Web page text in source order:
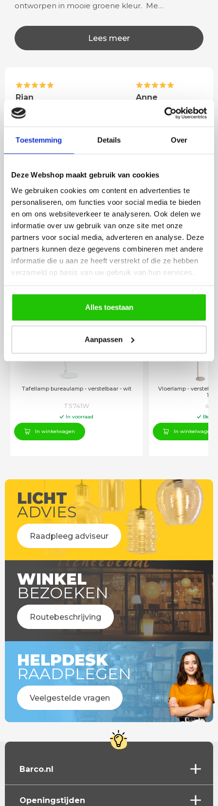
Toestemming Details Over
Deze Webshop maakt gebruik van cookies
We gebruiken cookies om content en advertenties te
personaliseren, om functies voor social media te bieden
en om ons websiteverkeer te analyseren. Ook delen we
informatie over uw gebruik van onze site met onze
partners voor social media, adverteren en analyse. Deze
partners kunnen deze gegevens combineren met andere
informatie die u aan ze heeft verstrekt of die ze hebben
verzameld op basis van uw gebruik van hun services.
Alles toestaan
Aanpassen
ontworpen in mooie groene kleur. Me…
Lees meer
Rian
Fijne site waar ik een mooie
besteld. De volgende dag
Anne
Het bestellen,
volledig naar wens.
eenvoudig te
MEER PRODUCTEN
UIT DE SERIE SOVRANO
Alle producten uit deze serie
Tafellamp bureaulamp - verstelbaar - wit
€199,00
T5741W
In voorraad
In winkelwagen
Vloerlamp -
In winkelwagen
LICHT
ADVIES
Raadpleeg adviseur
WINKEL
BEZOEKEN
Routebeschrijving
HELPDESK
RAADPLEGEN
Veelgestelde vragen
Barco.nl
Openingstijden